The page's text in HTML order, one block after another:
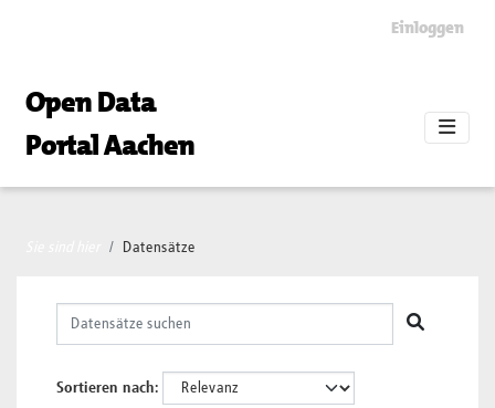
Einloggen
Open Data
Portal Aachen
Datensätze
Sortieren nach